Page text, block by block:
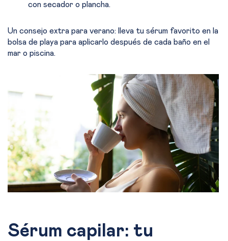
con secador o plancha.
Un consejo extra para verano: lleva tu sérum favorito en la
bolsa de playa para aplicarlo después de cada baño en el
mar o piscina.
Sérum capilar: tu